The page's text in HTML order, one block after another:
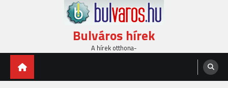
Bulváros hírek
A hírek otthona-